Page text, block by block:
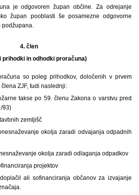
je odgovoren župan občine. Za odrejanje
župan pooblasti še posamezne odgovorne
podžupana.
4. člen
prihodki in odhodki proračuna)
so poleg prihodkov, določenih v prvem
ZJF, tudi naslednji:
takse po 59. členu Zakona o varstvu pred
93)
zemljišč
okolja zaradi odvajanja odpadnih
okolja zaradi odlaganja odpadkov
projektov
ali sofinanciranja občanov za izvajanje